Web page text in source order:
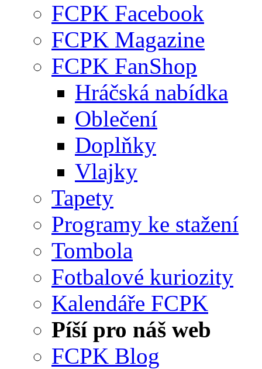
FCPK Facebook
FCPK Magazine
FCPK FanShop
Hráčská nabídka
Oblečení
Doplňky
Vlajky
Tapety
Programy ke stažení
Tombola
Fotbalové kuriozity
Kalendáře FCPK
Píší pro náš web
FCPK Blog